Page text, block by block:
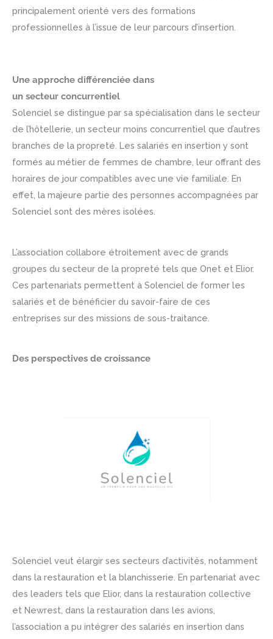
principalement orienté vers des formations
professionnelles à l’issue de leur parcours d’insertion.
Une approche différenciée dans
un secteur concurrentiel
Solenciel se distingue par sa spécialisation dans le secteur
de l’hôtellerie, un secteur moins concurrentiel que d’autres
branches de la propreté. Les salariés en insertion y sont
formés au métier de femmes de chambre, leur offrant des
horaires de jour compatibles avec une vie familiale. En
effet, la majeure partie des personnes accompagnées par
Solenciel sont des mères isolées.
L’association collabore étroitement avec de grands
groupes du secteur de la propreté tels que Onet et Elior.
Ces partenariats permettent à Solenciel de former les
salariés et de bénéficier du savoir-faire de ces
entreprises sur des missions de sous-traitance.
Des perspectives de croissance
Solenciel veut élargir ses secteurs d’activités, notamment
dans la restauration et la blanchisserie. En partenariat avec
des leaders tels que Elior, dans la restauration collective
et Newrest, dans la restauration dans les avions,
l’association a pu intégrer des salariés en insertion dans